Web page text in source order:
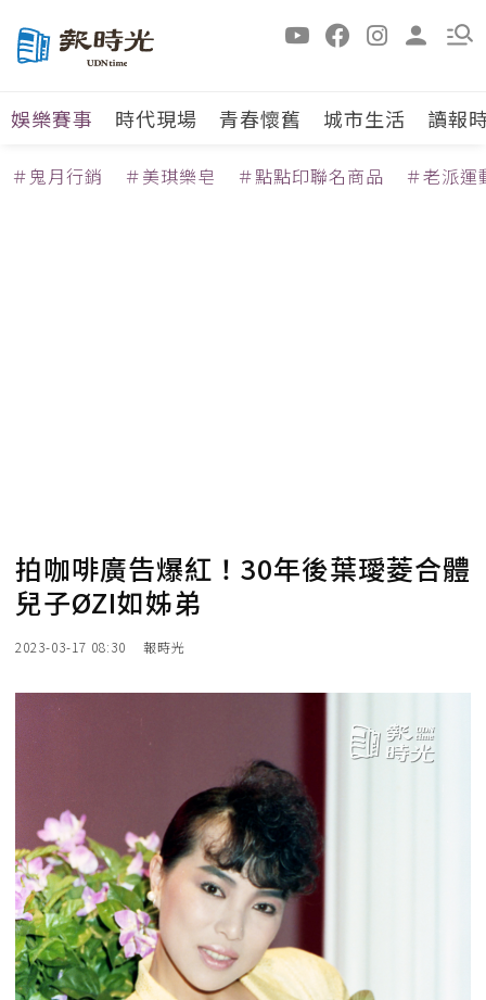
娛樂賽事 時代現場 青春懷舊 城市生活 讀報
＃鬼月行銷 ＃美琪樂皂 ＃點點印聯名商品 ＃老派運
拍咖啡廣告爆紅！30年後葉璦菱合體
兒子ØZI如姊弟
2023-03-17 08:30 報時光